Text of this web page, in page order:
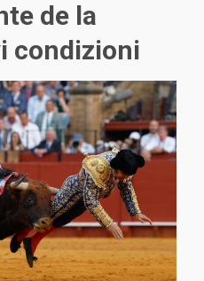
de la
condizioni